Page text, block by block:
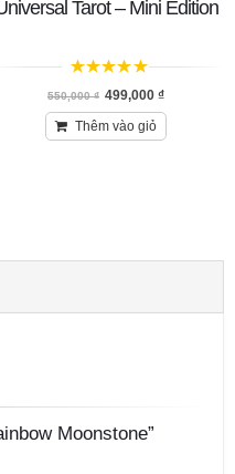
Tarot – Mini Edition
550,000₫ 499,000₫
Thêm vào giỏ
Moonstone”